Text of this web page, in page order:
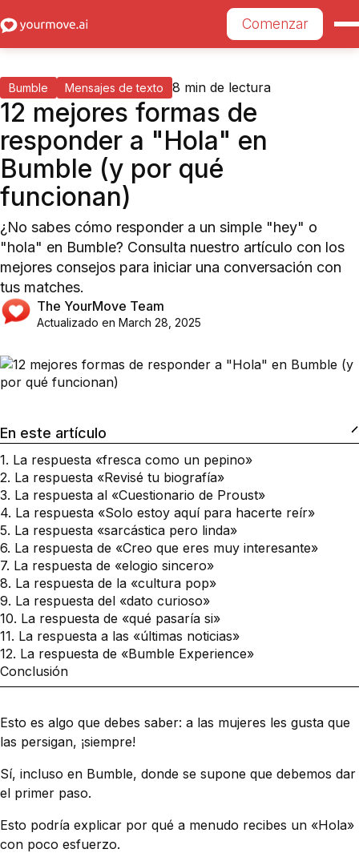
Comenzar
12 mejores formas de
responder a "Hola" en
Bumble (y por qué
funcionan)
¿No sabes cómo responder a un simple "hey" o
"hola" en Bumble? Consulta nuestro artículo con los
mejores consejos para iniciar una conversación con
tus matches.
Bumble Mensajes de texto 8 min de lectura
The YourMove Team
Actualizado en March 28, 2025
En este artículo
1. La respuesta «fresca como un pepino»
2. La respuesta «Revisé tu biografía»
3. La respuesta al «Cuestionario de Proust»
4. La respuesta «Solo estoy aquí para hacerte reír»
5. La respuesta «sarcástica pero linda»
6. La respuesta de «Creo que eres muy interesante»
7. La respuesta de «elogio sincero»
8. La respuesta de la «cultura pop»
9. La respuesta del «dato curioso»
10. La respuesta de «qué pasaría si»
11. La respuesta a las «últimas noticias»
12. La respuesta de «Bumble Experience»
Conclusión
Esto es algo que debes saber: a las mujeres les gusta que
las persigan, ¡siempre!
Sí, incluso en Bumble, donde se supone que debemos dar
el primer paso.
Esto podría explicar por qué a menudo recibes un «Hola»
con poco esfuerzo.